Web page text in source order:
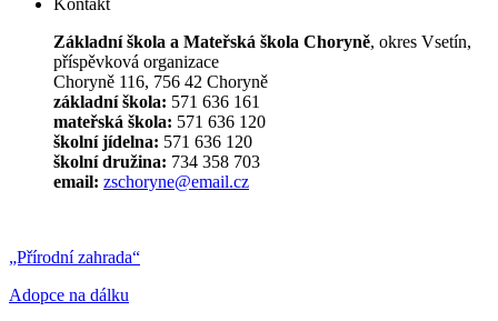
Základní škola a Mateřská škola Choryně, okres Vsetín,
příspěvková organizace
Choryně 116, 756 42 Choryně
základní škola: 571 636 161
mateřská škola: 571 636 120
školní jídelna: 571 636 120
školní družina: 734 358 703
email: zschoryne@email.cz
„Přírodní zahrada“
Adopce na dálku